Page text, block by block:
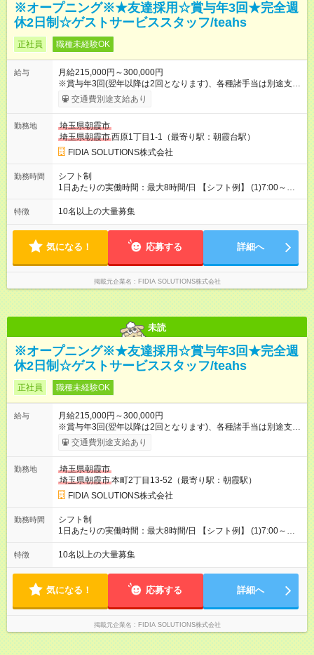
※オープニング※★友達採用☆賞与年3回★完全週
休2日制☆ゲストサービススタッフ/teahs
正社員 職種未経験OK
給与
月給215,000円～300,000円
※賞与年3回(翌年以降は2回となります)、各種諸手当は別途支
給！ ※能力・スキルを考慮し、ご相談の上で決定します。 【試
用期間】試用期間なし
交通費別途支給あり
勤務地
埼玉県朝霞市
埼玉県朝霞市西原1丁目1-1（最寄り駅：朝霞台駅）
FIDIA SOLUTIONS株式会社
勤務時間
シフト制
1日あたりの実働時間：最大8時間/日 【シフト例】 (1)7:00～
16:00 (2)8:00～17:00 (3)13:00～22:00 (4)14:00～23:00
(5)22:00～7:00 (6)23:00～8:00
特徴 10名以上の大量募集
気になる！ 応募する 詳細へ
掲載元企業名 FIDIA SOLUTIONS株式会社
未読
※オープニング※★友達採用☆賞与年3回★完全週
休2日制☆ゲストサービススタッフ/teahs
正社員 職種未経験OK
給与
月給215,000円～300,000円
※賞与年3回(翌年以降は2回となります)、各種諸手当は別途支
給！ ※能力・スキルを考慮し、ご相談の上で決定します。 【試
用期間】試用期間なし
交通費別途支給あり
勤務地
埼玉県朝霞市
埼玉県朝霞市本町2丁目13-52（最寄り駅：朝霞駅）
FIDIA SOLUTIONS株式会社
勤務時間
シフト制
1日あたりの実働時間：最大8時間/日 【シフト例】 (1)7:00～
16:00 (2)8:00～17:00 (3)13:00～22:00 (4)14:00～23:00
(5)22:00～7:00 (6)23:00～8:00
特徴 10名以上の大量募集
気になる！ 応募する 詳細へ
掲載元企業名 FIDIA SOLUTIONS株式会社